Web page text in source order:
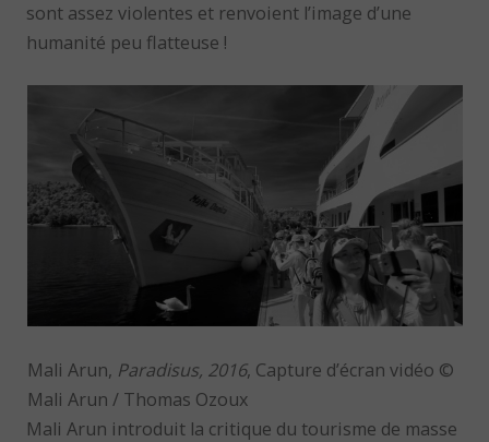
sont assez violentes et renvoient l’image d’une
humanité peu flatteuse !
Mali Arun, Paradisus, 2016, Capture d’écran vidéo ©
Mali Arun / Thomas Ozoux
Mali Arun introduit la critique du tourisme de masse